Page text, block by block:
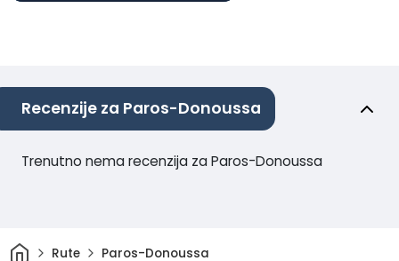
Recenzije za Paros-Donoussa
Trenutno nema recenzija za Paros-Donoussa
DomRute Paros-Donoussa